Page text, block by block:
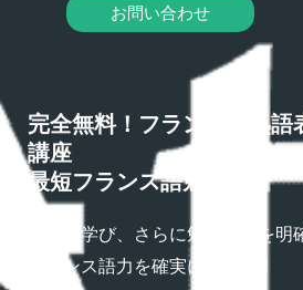
お問い合わせ
完全無料！フランス語熟
講座
最短フランス語勉強法
熟語を学び、さらに勉強方法を明
フランス語力を確実にアップ！